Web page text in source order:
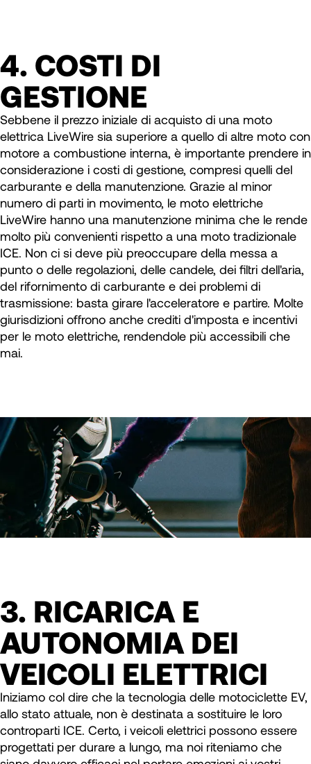
4. COSTI DI
GESTIONE
Sebbene il prezzo iniziale di acquisto di una moto
elettrica LiveWire sia superiore a quello di altre moto con
motore a combustione interna, è importante prendere in
considerazione i costi di gestione, compresi quelli del
carburante e della manutenzione. Grazie al minor
numero di parti in movimento, le moto elettriche
LiveWire hanno una manutenzione minima che le rende
molto più convenienti rispetto a una moto tradizionale
ICE. Non ci si deve più preoccupare della messa a
punto o delle regolazioni, delle candele, dei filtri dell'aria,
del rifornimento di carburante e dei problemi di
trasmissione: basta girare l'acceleratore e partire. Molte
giurisdizioni offrono anche crediti d'imposta e incentivi
per le moto elettriche, rendendole più accessibili che
mai.
3. RICARICA E
AUTONOMIA DEI
VEICOLI ELETTRICI
Iniziamo col dire che la tecnologia delle motociclette EV,
allo stato attuale, non è destinata a sostituire le loro
controparti ICE. Certo, i veicoli elettrici possono essere
progettati per durare a lungo, ma noi riteniamo che